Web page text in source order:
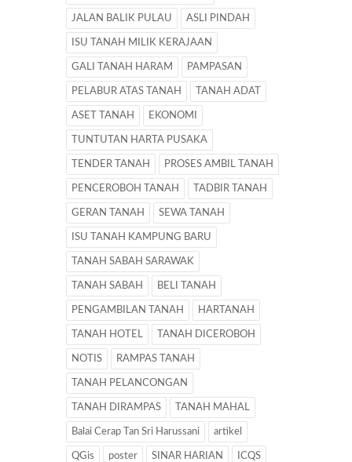
JALAN BALIK PULAU ASLI PINDAH
ISU TANAH MILIK KERAJAAN
GALI TANAH HARAM PAMPASAN
PELABUR ATAS TANAH TANAH ADAT
ASET TANAH EKONOMI
TUNTUTAN HARTA PUSAKA
TENDER TANAH PROSES AMBIL TANAH
PENCEROBOH TANAH TADBIR TANAH
GERAN TANAH SEWA TANAH
ISU TANAH KAMPUNG BARU
TANAH SABAH SARAWAK
TANAH SABAH BELI TANAH
PENGAMBILAN TANAH HARTANAH
TANAH HOTEL TANAH DICEROBOH
NOTIS RAMPAS TANAH
TANAH PELANCONGAN
TANAH DIRAMPAS TANAH MAHAL
Balai Cerap Tan Sri Harussani artikel
QGis poster SINAR HARIAN ICQS